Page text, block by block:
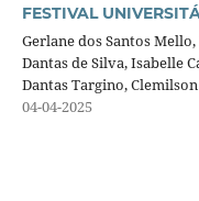
FESTIVAL
Gerlane dos Santos
Dantas de Silva, Isabelle
Dantas Targino,
04-04-2025